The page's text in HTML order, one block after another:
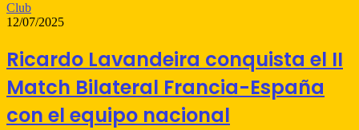
Club
12/07/2025
Ricardo Lavandeira conquista el II
Match Bilateral Francia-España
con el equipo nacional